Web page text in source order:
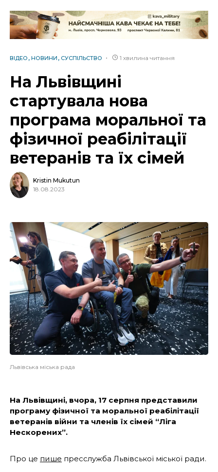
ВІДЕО НОВИНИ СУСПІЛЬСТВО 1 хвилина читання
На Львівщині
стартувала нова
програма моральної та
фізичної реабілітації
ветеранів та їх сімей
Kristin Mukutun
18.08.2023
Львівська міська рада
На Львівщині, вчора, 17 серпня представили
програму фізичної та моральної реабілітації
ветеранів війни та членів їх сімей “Ліга
Нескорених”.
Про це пише пресслужба Львівської міської ради.